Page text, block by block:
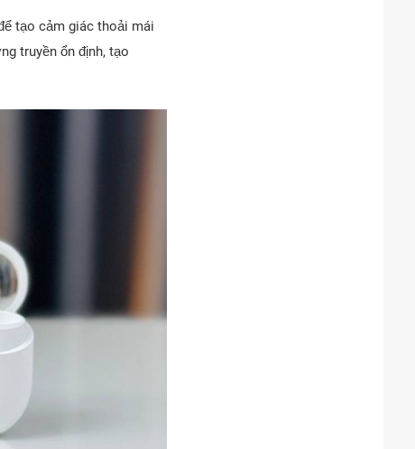
tạo cảm giác thoải mái
truyền ổn định, tạo